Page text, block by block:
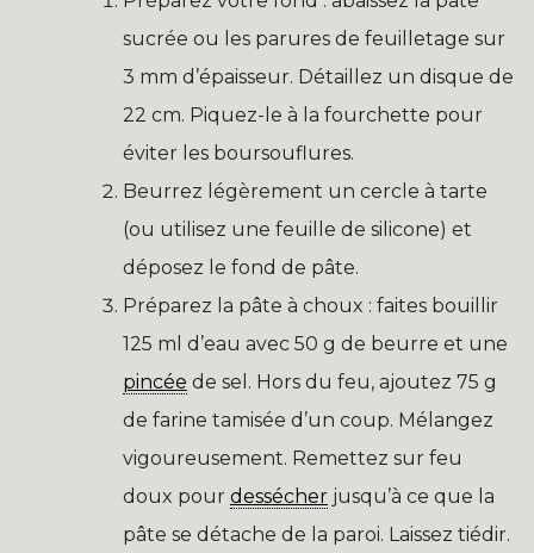
sucrée ou les parures de feuilletage sur
3 mm d’épaisseur. Détaillez un disque de
22 cm. Piquez-le à la fourchette pour
éviter les boursouflures.
Beurrez légèrement un cercle à tarte
(ou utilisez une feuille de silicone) et
déposez le fond de pâte.
Préparez la pâte à choux : faites bouillir
125 ml d’eau avec 50 g de beurre et une
pincée de sel. Hors du feu, ajoutez 75 g
de farine tamisée d’un coup. Mélangez
vigoureusement. Remettez sur feu
doux pour dessécher jusqu’à ce que la
pâte se détache de la paroi. Laissez tiédir.